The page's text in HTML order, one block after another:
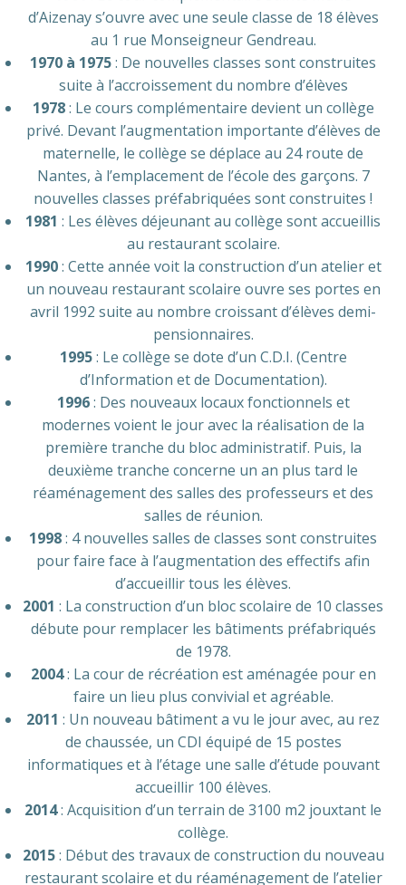
d’Aizenay s’ouvre avec une seule classe de 18 élèves
au 1 rue Monseigneur Gendreau.
1970 à 1975: De nouvelles classes sont construites
suite à l’accroissement du nombre d’élèves
1978: Le cours complémentaire devient un collège
privé. Devant l’augmentation importante d’élèves de
maternelle, le collège se déplace au 24 route de
Nantes, à l’emplacement de l’école des garçons. 7
nouvelles classes préfabriquées sont construites !
1981 : Les élèves déjeunant au collège sont accueillis
au restaurant scolaire.
1990: Cette année voit la construction d’un atelier et
un nouveau restaurant scolaire ouvre ses portes en
avril 1992 suite au nombre croissant d’élèves demi-
pensionnaires.
1995: Le collège se dote d’un C.D.I. (Centre
d’Information et de Documentation).
1996: Des nouveaux locaux fonctionnels et
modernes voient le jour avec la réalisation de la
première tranche du bloc administratif. Puis, la
deuxième tranche concerne un an plus tard le
réaménagement des salles des professeurs et des
salles de réunion.
1998: 4 nouvelles salles de classes sont construites
pour faire face à l’augmentation des effectifs afin
d’accueillir tous les élèves.
2001 : La construction d’un bloc scolaire de 10 classes
débute pour remplacer les bâtiments préfabriqués
de 1978.
2004: La cour de récréation est aménagée pour en
faire un lieu plus convivial et agréable.
2011 : Un nouveau bâtiment a vu le jour avec, au rez
de chaussée, un CDI équipé de 15 postes
informatiques et à l’étage une salle d’étude pouvant
accueillir 100 élèves.
2014: Acquisition d’un terrain de 3100 m2 jouxtant le
collège.
2015: Début des travaux de construction du nouveau
restaurant scolaire et du réaménagement de l’atelier